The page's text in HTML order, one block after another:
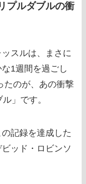
プルダブルの衝
スルは、まさに
1週間を過ごし
たのが、あの衝撃
」です。
記録を達成した
ッド・ロビンソ